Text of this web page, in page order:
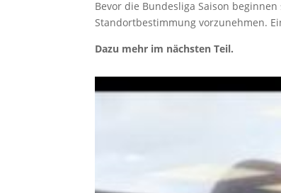
Bevor die Bundesliga Saison
Standortbestimmung vorzunehmen.
Dazu mehr im nächsten Teil.